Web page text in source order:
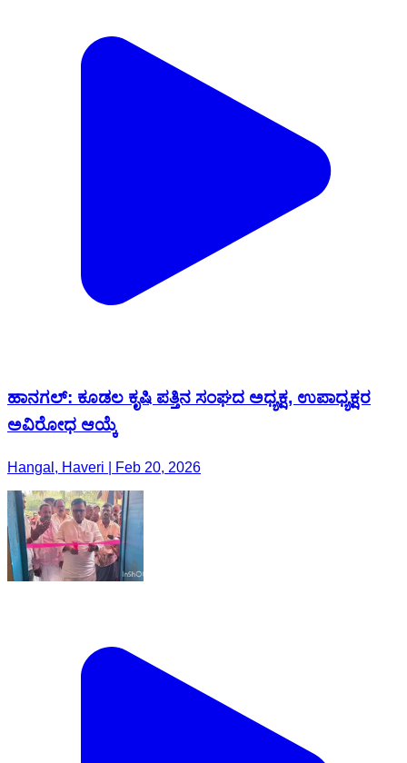
ಹಾನಗಲ್: ಕೂಡಲ ಕೃಷಿ ಪತ್ತಿನ ಸಂಘದ ಅಧ್ಯಕ್ಷ, ಉಪಾಧ್ಯಕ್ಷರ
ಅವಿರೋಧ ಆಯ್ಕೆ
Hangal, Haveri | Feb 20, 2026